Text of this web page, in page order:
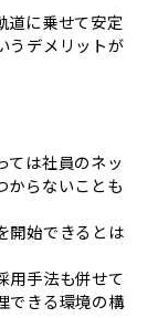
道に乗せて安定
うデメリットが
ては社員のネッ
からないことも
開始できるとは
用手法も併せて
できる環境の構